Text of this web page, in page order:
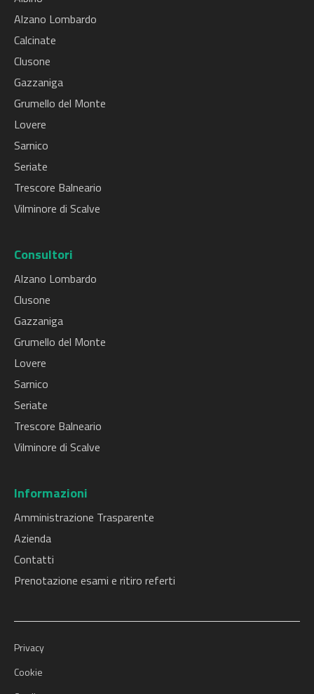
Alzano Lombardo
Calcinate
Clusone
Gazzaniga
Grumello del Monte
Lovere
Sarnico
Seriate
Trescore Balneario
Vilminore di Scalve
Consultori
Alzano Lombardo
Clusone
Gazzaniga
Grumello del Monte
Lovere
Sarnico
Seriate
Trescore Balneario
Vilminore di Scalve
Informazioni
Amministrazione Trasparente
Azienda
Contatti
Prenotazione esami e ritiro referti
Privacy
Cookie